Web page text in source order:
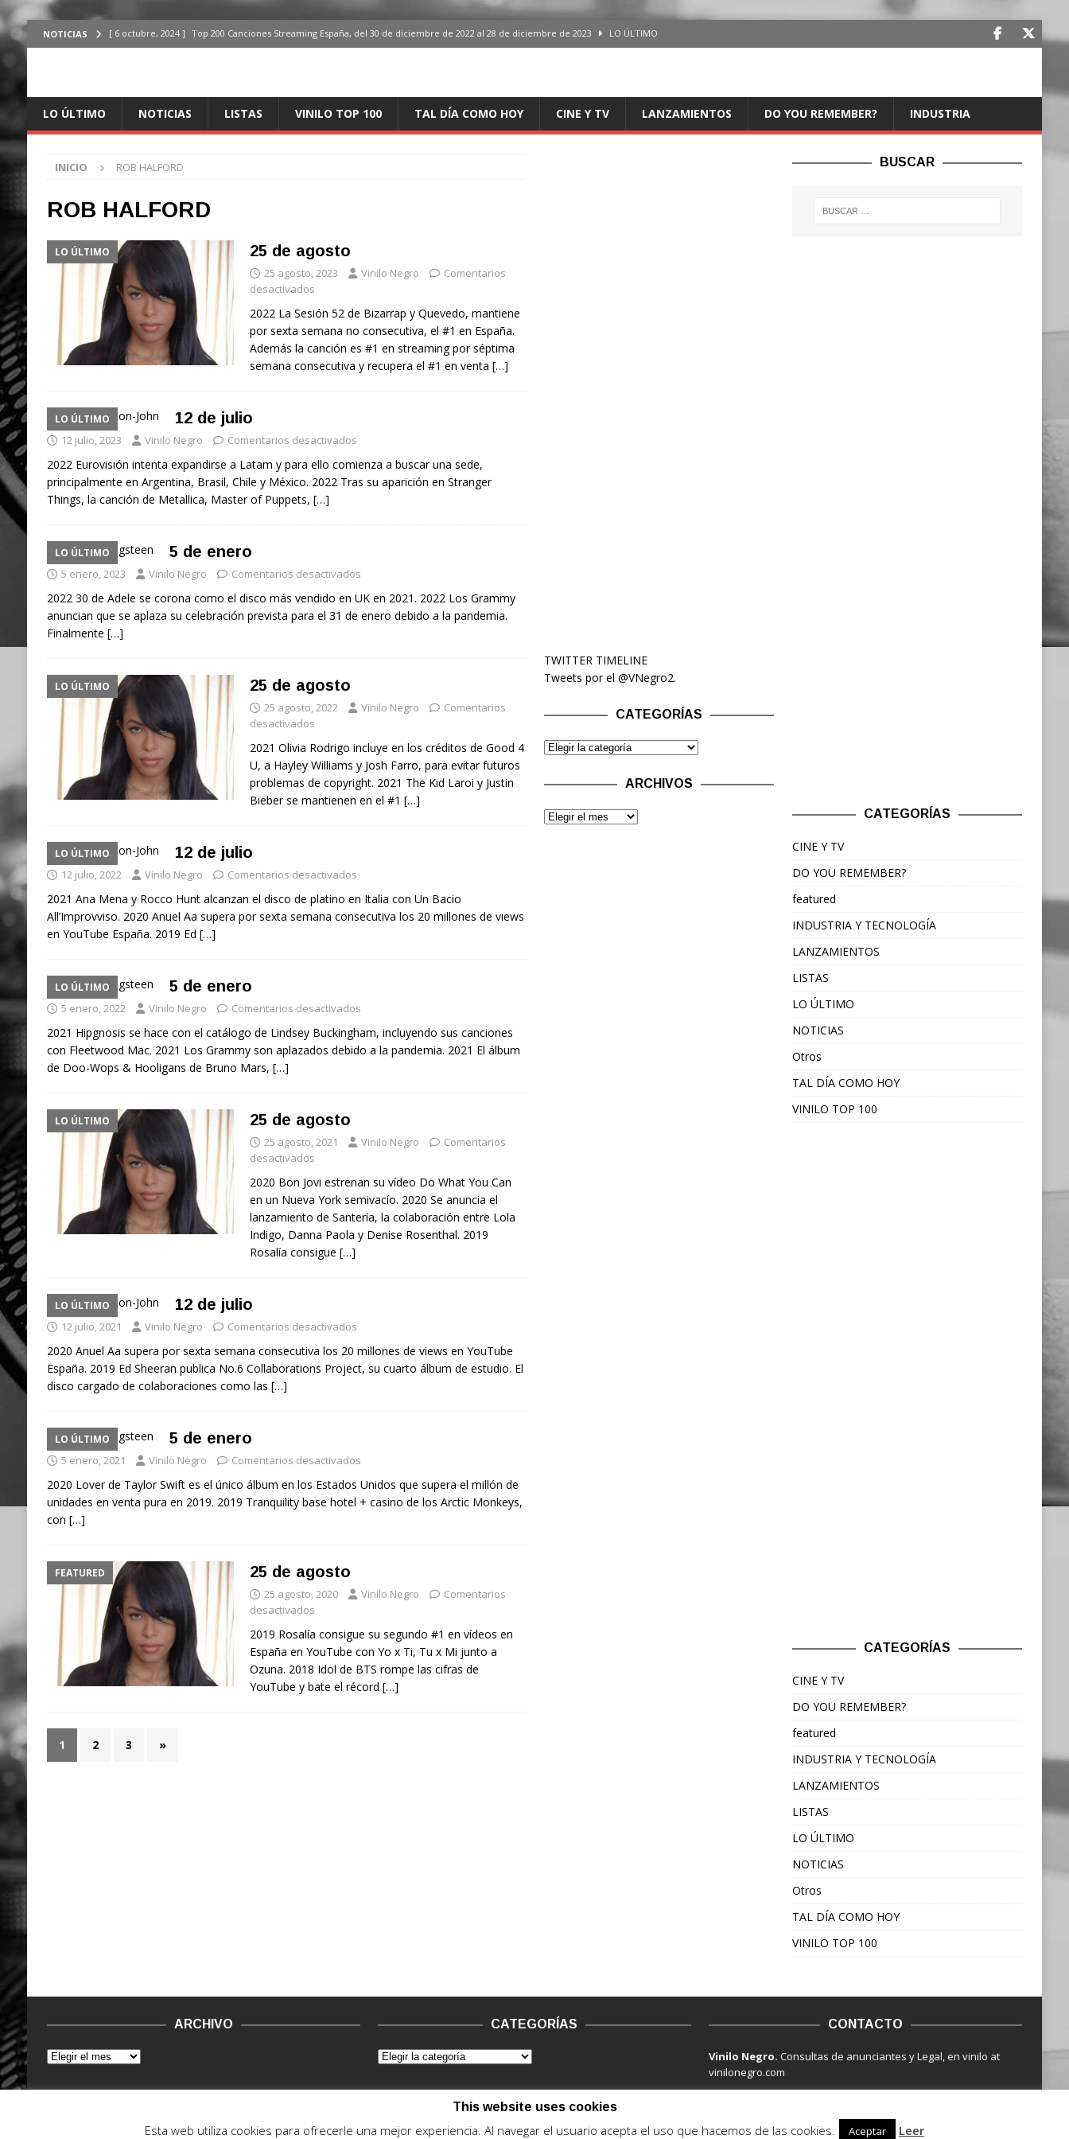
NOTICIAS [ 6 octubre, 2024 ] Top 200 Canciones Streaming España, del 30 de diciembre de 2022 al 28 de diciembre de 2023 LO ÚLTIMO
ÚLTIMO
ÚLTIMO
LO ÚLTIMO NOTICIAS LISTAS VINILO TOP 100 TAL DÍA COMO HOY CINE Y TV LANZAMIENTOS DO YOU REMEMBER? INDUSTRIA
INICIO ROB HALFORD
ROB HALFORD
LO ÚLTIMO 25 de agosto
25 agosto, 2023 Vinilo Negro
Comentarios
desactivados
2022 La Sesión 52 de Bizarrap y Quevedo, mantiene
por sexta semana no consecutiva, el #1 en España.
Además la canción es #1 en streaming por séptima
semana consecutiva y recupera el #1 en venta […]
LO ÚLTIMO 12 de julio
12 julio, 2023 Vinilo Negro Comentarios desactivados
2022 Eurovisión intenta expandirse a Latam y para ello comienza a buscar una sede,
principalmente en Argentina, Brasil, Chile y México. 2022 Tras su aparición en Stranger
Things, la canción de Metallica, Master of Puppets, […]
LO ÚLTIMO 5 de enero
5 enero, 2023 Vinilo Negro Comentarios desactivados
2022 30 de Adele se corona como el disco más vendido en UK en 2021. 2022 Los Grammy
anuncian que se aplaza su celebración prevista para el 31 de enero debido a la pandemia.
Finalmente […]
LO ÚLTIMO 25 de agosto
25 agosto, 2022 Vinilo Negro
Comentarios
desactivados
2021 Olivia Rodrigo incluye en los créditos de Good 4
U, a Hayley Williams y Josh Farro, para evitar futuros
problemas de copyright. 2021 The Kid Laroi y Justin
Bieber se mantienen en el #1 […]
LO ÚLTIMO 12 de julio
12 julio, 2022 Vinilo Negro Comentarios desactivados
2021 Ana Mena y Rocco Hunt alcanzan el disco de platino en Italia con Un Bacio
All’Improvviso. 2020 Anuel Aa supera por sexta semana consecutiva los 20 millones de views
en YouTube España. 2019 Ed […]
LO ÚLTIMO 5 de enero
5 enero, 2022 Vinilo Negro Comentarios desactivados
2021 Hipgnosis se hace con el catálogo de Lindsey Buckingham, incluyendo sus canciones
con Fleetwood Mac. 2021 Los Grammy son aplazados debido a la pandemia. 2021 El álbum
de Doo-Wops & Hooligans de Bruno Mars, […]
LO ÚLTIMO 25 de agosto
25 agosto, 2021 Vinilo Negro
Comentarios
desactivados
2020 Bon Jovi estrenan su vídeo Do What You Can
en un Nueva York semivacío. 2020 Se anuncia el
lanzamiento de Santería, la colaboración entre Lola
Indigo, Danna Paola y Denise Rosenthal. 2019
Rosalía consigue […]
LO ÚLTIMO 12 de julio
12 julio, 2021 Vinilo Negro Comentarios desactivados
2020 Anuel Aa supera por sexta semana consecutiva los 20 millones de views en YouTube
España. 2019 Ed Sheeran publica No.6 Collaborations Project, su cuarto álbum de estudio. El
disco cargado de colaboraciones como las […]
LO ÚLTIMO 5 de enero
5 enero, 2021 Vinilo Negro Comentarios desactivados
2020 Lover de Taylor Swift es el único álbum en los Estados Unidos que supera el millón de
unidades en venta pura en 2019. 2019 Tranquility base hotel + casino de los Arctic Monkeys,
con […]
FEATURED 25 de agosto
25 agosto, 2020 Vinilo Negro
Comentarios
desactivados
2019 Rosalía consigue su segundo #1 en vídeos en
España en YouTube con Yo x Ti, Tu x Mi junto a
Ozuna. 2018 Idol de BTS rompe las cifras de
YouTube y bate el récord […]
1 2 3 »
TWITTER TIMELINE
Tweets por el @VNegro2.
CATEGORÍAS
ARCHIVOS
BUSCAR
CATEGORÍAS
CINE Y TV
DO YOU REMEMBER?
featured
INDUSTRIA Y TECNOLOGÍA
LANZAMIENTOS
LISTAS
LO ÚLTIMO
NOTICIAS
Otros
TAL DÍA COMO HOY
VINILO TOP 100
CATEGORÍAS
CINE Y TV
DO YOU REMEMBER?
featured
INDUSTRIA Y TECNOLOGÍA
LANZAMIENTOS
LISTAS
LO ÚLTIMO
NOTICIAS
Otros
TAL DÍA COMO HOY
VINILO TOP 100
ARCHIVO CATEGORÍAS CONTACTO
Vinilo Negro.Consultas de anunciantes y Legal, en vinilo at
vinilonegro.com
This website uses cookies
Esta web utiliza cookies para ofrecerle una mejor experiencia. Al navegar el usuario acepta el uso que hacemos de las cookies. Aceptar Leer